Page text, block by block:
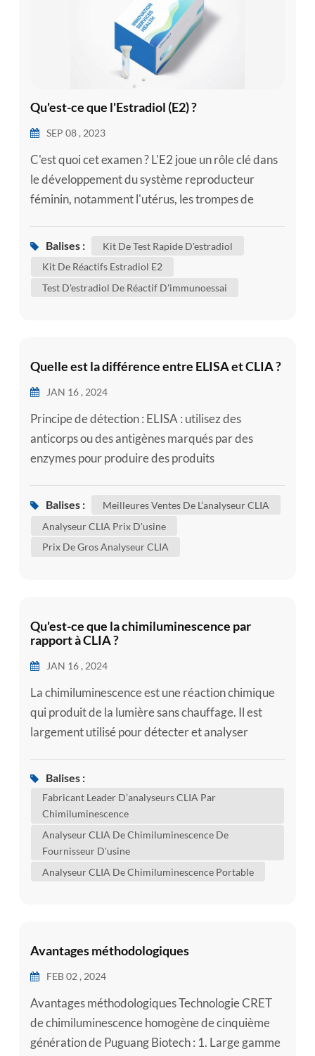
Qu'est-ce que l'Estradiol (E2) ?
SEP 08 , 2023
C'est quoi cet examen ? L'E2 joue un rôle clé dans
le développement du système reproducteur
féminin, notamment l'utérus, les trompes de
Balises :
Kit De Test Rapide D'estradiol
Kit De Réactifs Estradiol E2
Test D'estradiol De Réactif D'immunoessai
Quelle est la différence entre ELISA et CLIA ?
JAN 16 , 2024
Principe de détection : ELISA : utilisez des
anticorps ou des antigènes marqués par des
enzymes pour produire des produits
analysez quantitativement les molécules cibles en
lumière produite par une réaction
Balises :
Meilleures Ventes De L’analyseur CLIA
Analyseur CLIA Prix D'usine
Prix ​​de Gros Analyseur CLIA
Qu'est-ce que la chimiluminescence par
rapport à CLIA ?
JAN 16 , 2024
La chimiluminescence est une réaction chimique
qui produit de la lumière sans chauffage. Il est
largement utilisé pour détecter et analyser
environnementaux, les additifs alimentaires, etc.
CLIA (Chemiluminescence Immunoassay) est une
technologie analytique très sensible qui combine
les principes du dosage immunologique et de la
chimiluminescence pour ...
Balises :
Fabricant Leader D’analyseurs CLIA Par
Chimiluminescence
Analyseur CLIA De Chimiluminescence De
Fournisseur D'usine
Analyseur CLIA De Chimiluminescence Portable
Avantages méthodologiques
FEB 02 , 2024
Avantages méthodologiques Technologie CRET
de chimiluminescence homogène de cinquième
génération de Puguang Biotech : 1. Large gamme